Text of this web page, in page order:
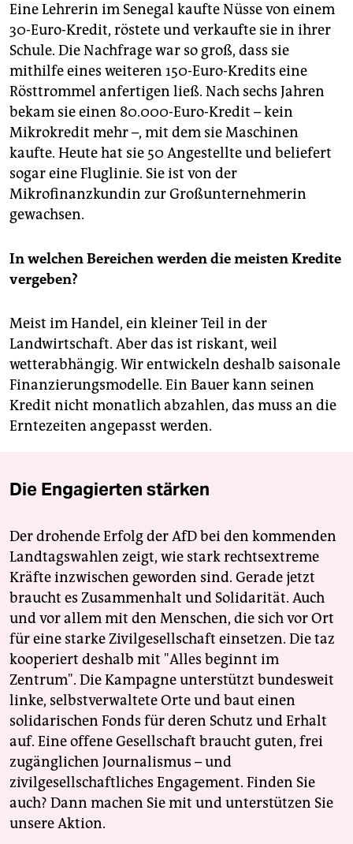
Eine Lehrerin im Senegal kaufte Nüsse von einem
30-Euro-Kredit, röstete und verkaufte sie in ihrer
Schule. Die Nachfrage war so groß, dass sie
mithilfe eines weiteren 150-Euro-Kredits eine
Rösttrommel anfertigen ließ. Nach sechs Jahren
bekam sie einen 80.000-Euro-Kredit – kein
Mikrokredit mehr –, mit dem sie Maschinen
kaufte. Heute hat sie 50 Angestellte und beliefert
sogar eine Fluglinie. Sie ist von der
Mikrofinanzkundin zur Großunternehmerin
gewachsen.
In welchen Bereichen werden die meisten Kredite
vergeben?
Meist im Handel, ein kleiner Teil in der
Landwirtschaft. Aber das ist riskant, weil
wetterabhängig. Wir entwickeln deshalb saisonale
Finanzierungsmodelle. Ein Bauer kann seinen
Kredit nicht monatlich abzahlen, das muss an die
Erntezeiten angepasst werden.
Die Engagierten stärken
Der drohende Erfolg der AfD bei den kommenden
Landtagswahlen zeigt, wie stark rechtsextreme
Kräfte inzwischen geworden sind. Gerade jetzt
braucht es Zusammenhalt und Solidarität. Auch
und vor allem mit den Menschen, die sich vor Ort
für eine starke Zivilgesellschaft einsetzen. Die taz
kooperiert deshalb mit "Alles beginnt im
Zentrum". Die Kampagne unterstützt bundesweit
linke, selbstverwaltete Orte und baut einen
solidarischen Fonds für deren Schutz und Erhalt
auf. Eine offene Gesellschaft braucht guten, frei
zugänglichen Journalismus – und
zivilgesellschaftliches Engagement. Finden Sie
auch? Dann machen Sie mit und unterstützen Sie
unsere Aktion.